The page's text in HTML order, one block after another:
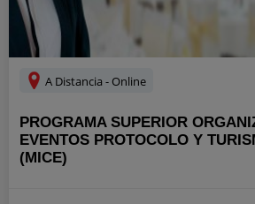
A Distancia - Online
PROGRAMA SUPERIOR
EVENTOS PROTOCOLO Y
(MICE)